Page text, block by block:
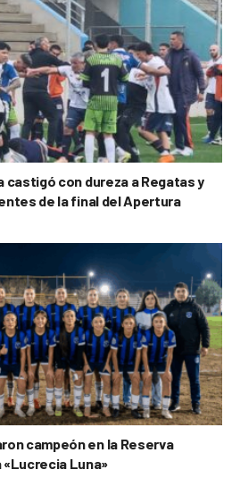
castigó con dureza a Regatas y
de la final del Apertura
campeón en la Reserva
Luna»